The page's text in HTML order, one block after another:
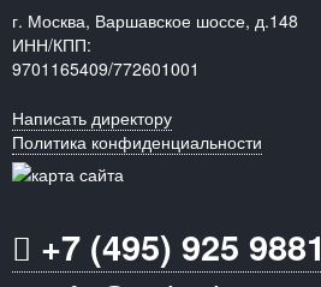
г. Москва, Варшавское шоссе, д.148
ИНН/КПП:
9701165409/772601001
Написать директору
Политика конфиденциальности
+7 (495) 925 9881